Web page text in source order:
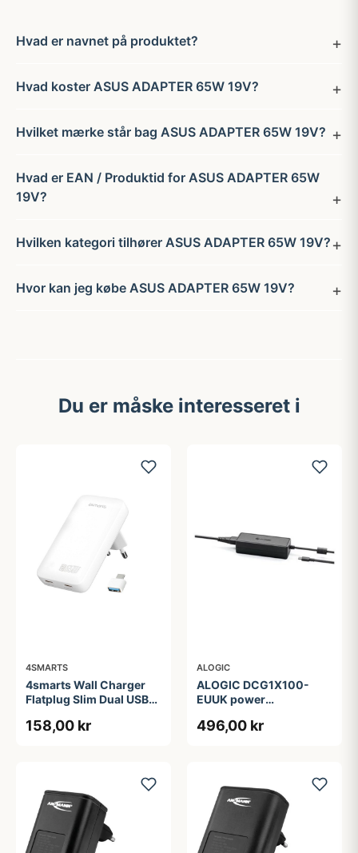
Hvad er navnet på produktet?
Hvad koster ASUS ADAPTER 65W 19V?
Hvilket mærke står bag ASUS ADAPTER 65W 19V?
Hvad er EAN / Produktid for ASUS ADAPTER 65W
19V?
Hvilken kategori tilhører ASUS ADAPTER 65W 19V?
Hvor kan jeg købe ASUS ADAPTER 65W 19V?
Du er måske interesseret i
4SMARTS
4smarts Wall Charger
Flatplug Slim Dual USB-
158,00 kr
ALOGIC
ALOGIC DCG1X100-
EUUK power
496,00 kr